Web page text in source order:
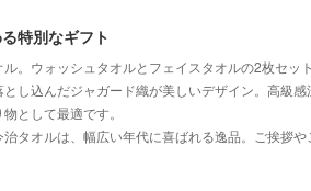
特別なギフト
。ウォッシュタオルとフェイスタオルの2枚セッ
し込んだジャガード織が美しいデザイン。高級感
として最適です。
タオルは、幅広い年代に喜ばれる逸品。ご挨拶や